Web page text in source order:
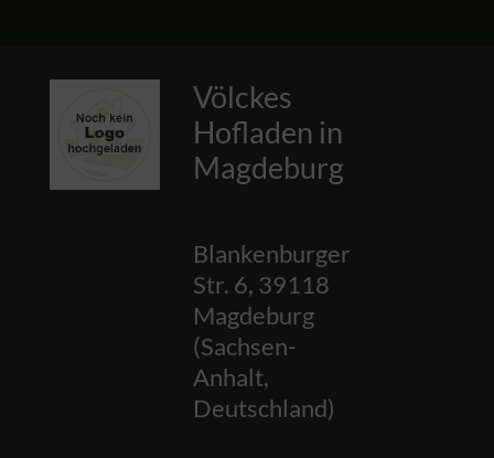
Völckes
Hofladen in
Magdeburg
Blankenburger
Str. 6, 39118
Magdeburg
(Sachsen-
Anhalt,
Deutschland)